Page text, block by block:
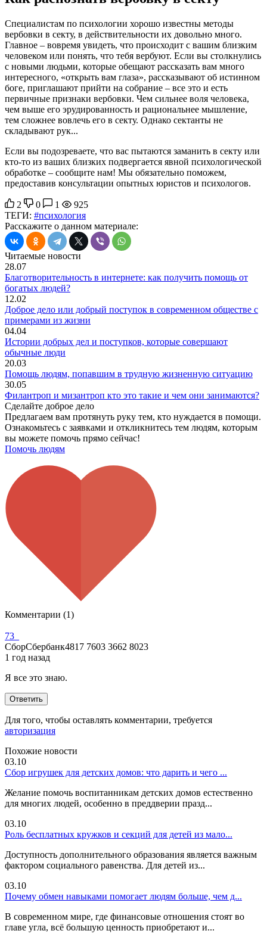
Специалистам по психологии хорошо известны методы
вербовки в секту, в действительности их довольно много.
Главное – вовремя увидеть, что происходит с вашим близким
человеком или понять, что тебя вербуют. Если вы столкнулись
с новыми людьми, которые обещают рассказать вам много
интересного, «открыть вам глаза», рассказывают об истинном
боге, приглашают прийти на собрание – все это и есть
первичные признаки вербовки. Чем сильнее воля человека,
чем выше его эрудированность и рациональнее мышление,
тем сложнее вовлечь его в секту. Однако сектанты не
складывают рук...
Если вы подозреваете, что вас пытаются заманить в секту или
кто-то из ваших близких подвергается явной психологической
обработке – сообщите нам! Мы обязательно поможем,
предоставив консультации опытных юристов и психологов.
2 0 1
925
ТЕГИ: #психология
Расскажите о данном материале:
Читаемые новости
28.07
Благотворительность в интернете: как получить помощь от
богатых людей?
12.02
Доброе дело или добрый поступок в современном обществе с
примерами из жизни
04.04
Истории добрых дел и поступков, которые совершают
обычные люди
20.03
Помощь людям, попавшим в трудную жизненную ситуацию
30.05
Филантроп и мизантроп кто это такие и чем они занимаются?
Сделайте доброе дело
Предлагаем вам протянуть руку тем, кто нуждается в помощи.
Ознакомьтесь с заявками и откликнитесь тем людям, которым
вы можете помочь прямо сейчас!
Помочь людям
Комментарии (1)
73_
СборСбербанк4817 7603 3662 8023
1 год назад
Я все это знаю.
Ответить
Для того, чтобы оставлять комментарии, требуется
авторизация
Похожие новости
03.10
Сбор игрушек для детских домов: что дарить и чего ...
Желание помочь воспитанникам детских домов естественно
для многих людей, особенно в преддверии празд...
03.10
Роль бесплатных кружков и секций для детей из мало...
Доступность дополнительного образования является важным
фактором социального равенства. Для детей из...
03.10
Почему обмен навыками помогает людям больше, чем д...
В современном мире, где финансовые отношения стоят во
главе угла, всё большую ценность приобретают и...